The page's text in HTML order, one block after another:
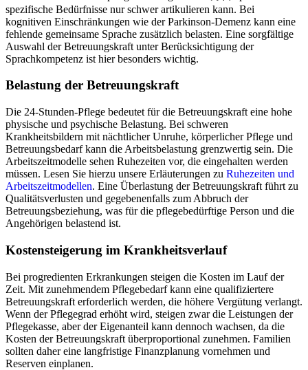
spezifische Bedürfnisse nur schwer artikulieren kann. Bei
kognitiven Einschränkungen wie der Parkinson-Demenz kann eine
fehlende gemeinsame Sprache zusätzlich belasten. Eine sorgfältige
Auswahl der Betreuungskraft unter Berücksichtigung der
Sprachkompetenz ist hier besonders wichtig.
Belastung der Betreuungskraft
Die 24-Stunden-Pflege bedeutet für die Betreuungskraft eine hohe
physische und psychische Belastung. Bei schweren
Krankheitsbildern mit nächtlicher Unruhe, körperlicher Pflege und
Betreuungsbedarf kann die Arbeitsbelastung grenzwertig sein. Die
Arbeitszeitmodelle sehen Ruhezeiten vor, die eingehalten werden
müssen. Lesen Sie hierzu unsere Erläuterungen zu Ruhezeiten und
Arbeitszeitmodellen. Eine Überlastung der Betreuungskraft führt zu
Qualitätsverlusten und gegebenenfalls zum Abbruch der
Betreuungsbeziehung, was für die pflegebedürftige Person und die
Angehörigen belastend ist.
Kostensteigerung im Krankheitsverlauf
Bei progredienten Erkrankungen steigen die Kosten im Lauf der
Zeit. Mit zunehmendem Pflegebedarf kann eine qualifiziertere
Betreuungskraft erforderlich werden, die höhere Vergütung verlangt.
Wenn der Pflegegrad erhöht wird, steigen zwar die Leistungen der
Pflegekasse, aber der Eigenanteil kann dennoch wachsen, da die
Kosten der Betreuungskraft überproportional zunehmen. Familien
sollten daher eine langfristige Finanzplanung vornehmen und
Reserven einplanen.